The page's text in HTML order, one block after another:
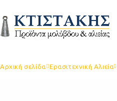
Αρχική σελίδα Ερασιτεχνική Αλιεία